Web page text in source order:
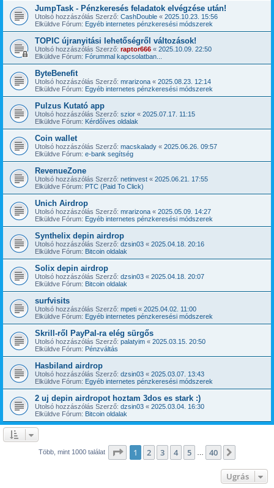
JumpTask - Pénzkeresés feladatok elvégzése után!
Utolsó hozzászólás Szerző: CashDouble « 2025.10.23. 15:56
Elküldve Fórum: Egyéb internetes pénzkeresési módszerek
TOPIC újranyitási lehetőségről változások!
Utolsó hozzászólás Szerző: raptor666 « 2025.10.09. 22:50
Elküldve Fórum: Fórummal kapcsolatban...
ByteBenefit
Utolsó hozzászólás Szerző: mrarizona « 2025.08.23. 12:14
Elküldve Fórum: Egyéb internetes pénzkeresési módszerek
Pulzus Kutató app
Utolsó hozzászólás Szerző: szior « 2025.07.17. 11:15
Elküldve Fórum: Kérdőíves oldalak
Coin wallet
Utolsó hozzászólás Szerző: macskalady « 2025.06.26. 09:57
Elküldve Fórum: e-bank segítség
RevenueZone
Utolsó hozzászólás Szerző: netinvest « 2025.06.21. 17:55
Elküldve Fórum: PTC (Paid To Click)
Unich Airdrop
Utolsó hozzászólás Szerző: mrarizona « 2025.05.09. 14:27
Elküldve Fórum: Egyéb internetes pénzkeresési módszerek
Synthelix depin airdrop
Utolsó hozzászólás Szerző: dzsin03 « 2025.04.18. 20:16
Elküldve Fórum: Bitcoin oldalak
Solix depin airdrop
Utolsó hozzászólás Szerző: dzsin03 « 2025.04.18. 20:07
Elküldve Fórum: Bitcoin oldalak
surfvisits
Utolsó hozzászólás Szerző: mpeti « 2025.04.02. 11:00
Elküldve Fórum: Egyéb internetes pénzkeresési módszerek
Skrill-ről PayPal-ra elég sürgős
Utolsó hozzászólás Szerző: palatyim « 2025.03.15. 20:50
Elküldve Fórum: Pénzváltás
Hasbiland airdrop
Utolsó hozzászólás Szerző: dzsin03 « 2025.03.07. 13:43
Elküldve Fórum: Egyéb internetes pénzkeresési módszerek
2 uj depin airdropot hoztam 3dos es stark :)
Utolsó hozzászólás Szerző: dzsin03 « 2025.03.04. 16:30
Elküldve Fórum: Bitcoin oldalak
Több, mint 1000 találat Oldal:1 40
1 2 3 4 5 40
Ugrás